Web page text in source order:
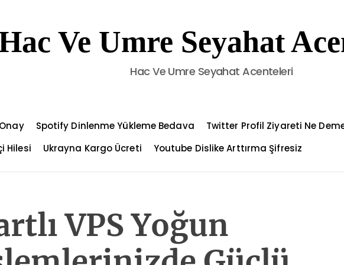
Ve Umre Seyahat
Hac Ve Umre Seyahat Acenteleri
Spotify Dinlenme Yükleme Bedava
Twitter Profil Ziyareti Ne
Hilesi
Ukrayna Kargo Ücreti Youtube Dislike Arttırma Şifresiz
VPS Yoğun